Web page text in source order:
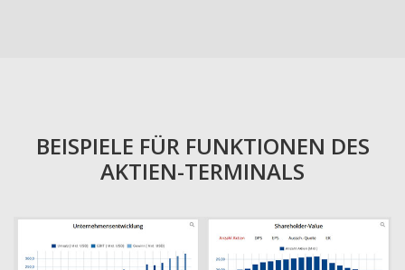
BEISPIELE FÜR FUNKTIONEN DES
AKTIEN-TERMINALS